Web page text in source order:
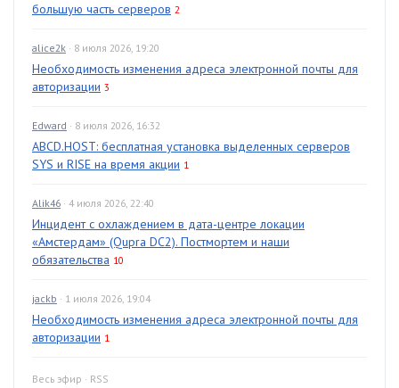
большую часть серверов 2
alice2k · 8 июля 2026, 19:20
Необходимость изменения адреса электронной почты для
авторизации 3
Edward · 8 июля 2026, 16:32
ABCD.HOST: бесплатная установка выделенных серверов
SYS и RISE на время акции 1
Alik46 · 4 июля 2026, 22:40
Инцидент с охлаждением в дата-центре локации
«Амстердам» (Qupra DC2). Постмортем и наши
обязательства 10
jackb · 1 июля 2026, 19:04
Необходимость изменения адреса электронной почты для
авторизации 1
Весь эфир · RSS